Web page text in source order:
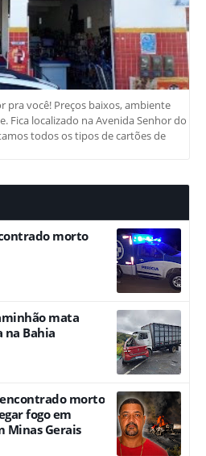
pra você! Preços baixos, ambiente
Fica localizado na Avenida Senhor do
todos os tipos de cartões de
morto
mata
na Bahia
morto
fogo em
Minas Gerais